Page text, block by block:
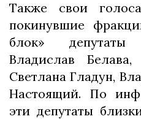
Также свои
покинувшие
блок»
Владислав Белава,
Светлана Гладун,
Настоящий. По
эти депутаты